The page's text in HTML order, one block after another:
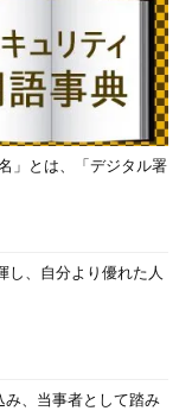
」とは、「デジタル署
し、自分より優れた人
、当事者として踏み